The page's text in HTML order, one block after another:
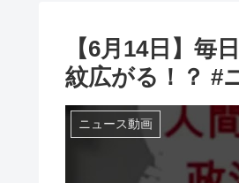
Powered by livedoor 相互
【6月14日】毎
紋広がる！？ #
ニュース動画